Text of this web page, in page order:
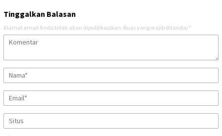
Tinggalkan Balasan
Alamat email Anda tidak akan dipublikasikan. Ruas yang wajib ditandai *